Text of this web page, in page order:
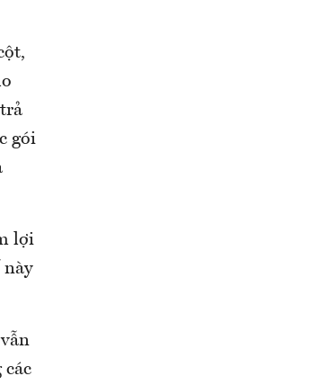
gói
lợi
này
các